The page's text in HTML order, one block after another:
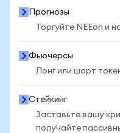
Прогнозы
Торгуйте NEEon и
Фьючерсы
Лонг или шорт
Стейкинг
Заставьте вашу
получайте